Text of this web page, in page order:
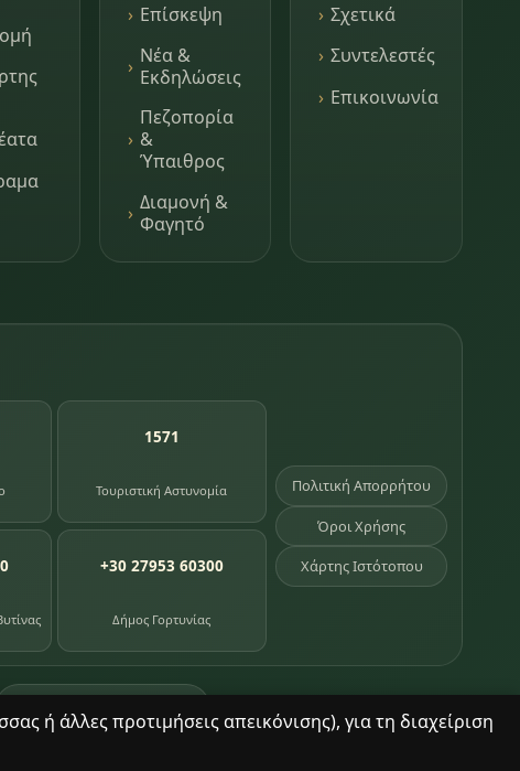
ή άλλες προτιμήσεις απεικόνισης), για τη διαχείριση
Επίσκεψη
Νέα &
Εκδηλώσεις
Πεζοπορία
&
Ύπαιθρος
Διαμονή &
Φαγητό
Σχετικά
Συντελεστές
Επικοινωνία
1571
Τουριστική Αστυνομία
+30 27953 60300
Δήμος Γορτυνίας
Πολιτική Απορρήτου
Όροι Χρήσης
Χάρτης Ιστότοπου
σημεία κληρονομιάς